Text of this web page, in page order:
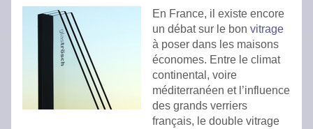
En France, il existe encore
un débat sur le bon vitrage
à poser dans les maisons
économes. Entre le climat
continental, voire
méditerranéen et l’influence
des grands verriers
français, le double vitrage